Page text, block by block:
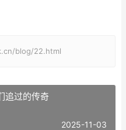
blog/22.html
追过的传奇
2025-11-03